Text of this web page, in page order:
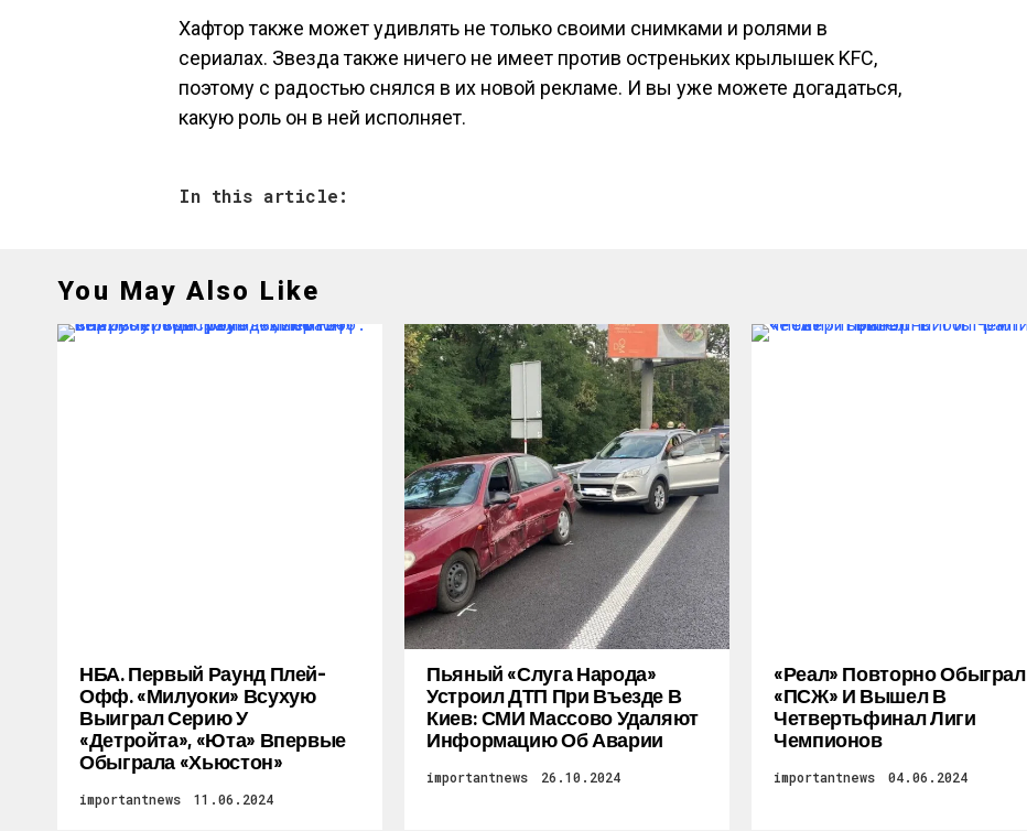
Хафтор также может удивлять не только своими снимками и ролями в
сериалах. Звезда также ничего не имеет против остреньких крылышек KFC,
поэтому с радостью снялся в их новой рекламе. И вы уже можете догадаться,
какую роль он в ней исполняет.
In this article:
You May Also Like
НБА. Первый Раунд Плей-
Офф. «Милуоки» Всухую
Выиграл Серию У
«Детройта», «Юта» Впервые
Обыграла «Хьюстон»
importantnews 11.06.2024
Пьяный «слуга Народа»
Устроил ДТП При Въезде В
Киев: СМИ Массово Удаляют
Информацию Об Аварии
importantnews 26.10.2024
«Реал» Повторно Обыграл
«ПСЖ» И Вышел В
Четвертьфинал Лиги
Чемпионов
importantnews 04.06.2024